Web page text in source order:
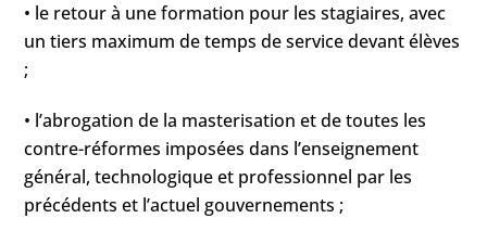
• le retour à une formation pour les stagiaires, avec
un tiers maximum de temps de service devant élèves
;
• l’abrogation de la masterisation et de toutes les
contre-réformes imposées dans l’enseignement
général, technologique et professionnel par les
précédents et l’actuel gouvernements ;